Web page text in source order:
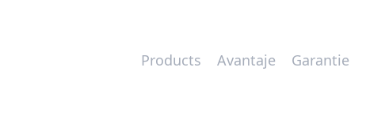
Products Avantaje Garantie